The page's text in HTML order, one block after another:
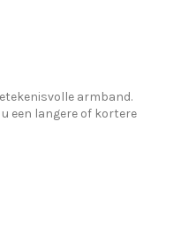
armband.
een langere of kortere